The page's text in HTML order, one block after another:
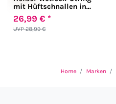
mit Hüftschnallen in
schwarz
UVP 28,99 €
26,99 € *
Home Marken